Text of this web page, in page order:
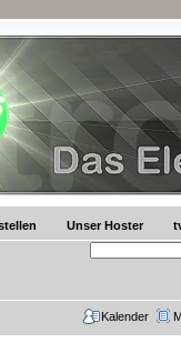
Unser Hoster
Kalender